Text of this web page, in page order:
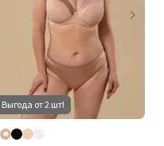
Выгода от 2 шт!